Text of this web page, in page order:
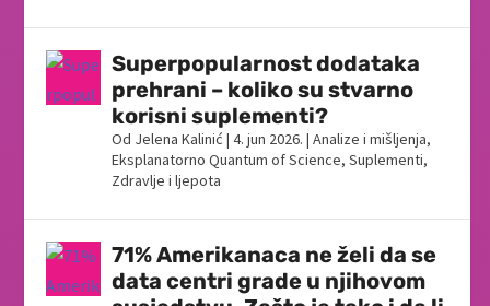
Superpopularnost dodataka
prehrani – koliko su stvarno
korisni suplementi?
Od Jelena Kalinić |4. jun 2026. |Analize i mišljenja,
Eksplanatorno Quantum of Science,Suplementi,
Zdravlje i ljepota
71% Amerikanaca ne želi da se
data centri grade u njihovom